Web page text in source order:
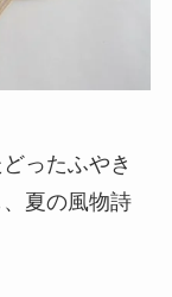
ったふやき
夏の風物詩